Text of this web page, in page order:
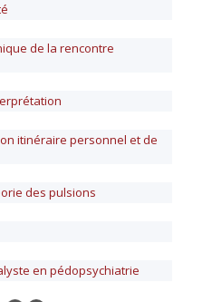
de la rencontre
itinéraire personnel et de
des pulsions
en pédopsychiatrie